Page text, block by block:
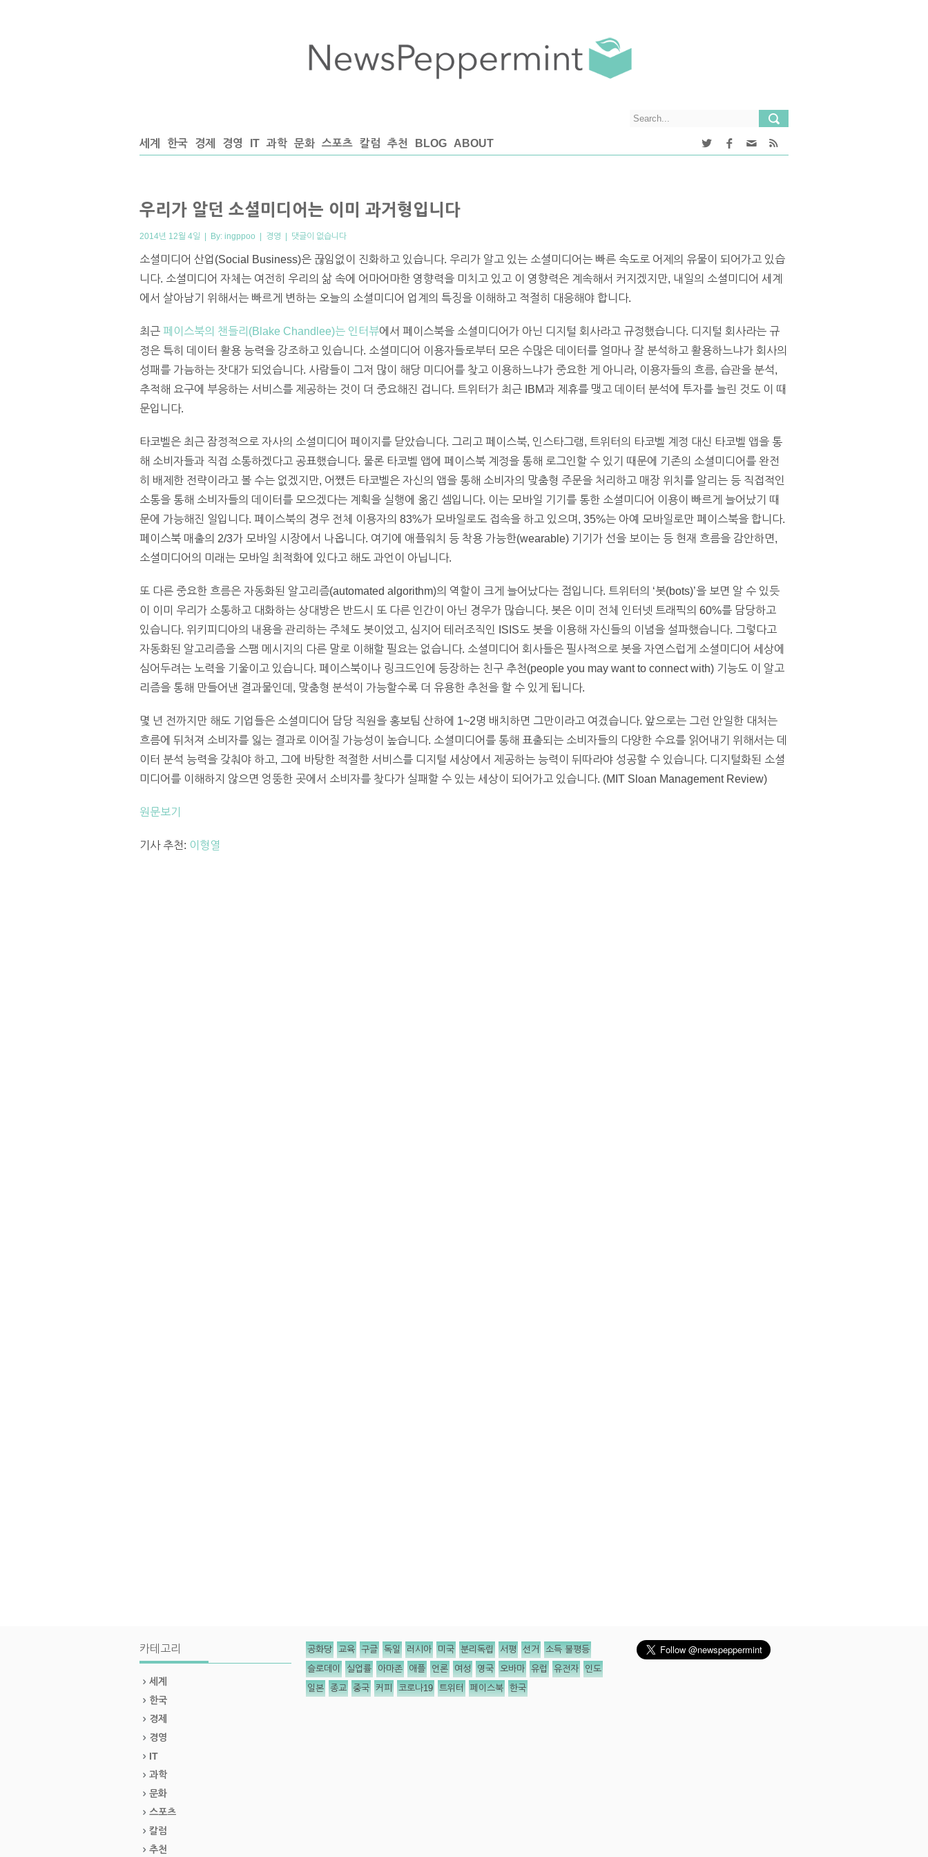
세계 한국 경제 경영 IT 과학 문화 스포츠 칼럼 추천 BLOG ABOUT
우리가 알던 소셜미디어는 이미 과거형입니다
2014년 12월 4일 | By: ingppoo | 경영 | 댓글이 없습니다
소셜미디어 산업(Social Business)은 끊임없이 진화하고 있습니다. 우리가 알고 있는 소셜미디어는 빠른 속도로 어제의 유물이 되어가고 있습
니다. 소셜미디어 자체는 여전히 우리의 삶 속에 어마어마한 영향력을 미치고 있고 이 영향력은 계속해서 커지겠지만, 내일의 소셜미디어 세계
에서 살아남기 위해서는 빠르게 변하는 오늘의 소셜미디어 업계의 특징을 이해하고 적절히 대응해야 합니다.
최근 페이스북의 챈들리(Blake Chandlee)는 인터뷰에서 페이스북을 소셜미디어가 아닌 디지털 회사라고 규정했습니다. 디지털 회사라는 규
정은 특히 데이터 활용 능력을 강조하고 있습니다. 소셜미디어 이용자들로부터 모은 수많은 데이터를 얼마나 잘 분석하고 활용하느냐가 회사의
성패를 가늠하는 잣대가 되었습니다. 사람들이 그저 많이 해당 미디어를 찾고 이용하느냐가 중요한 게 아니라, 이용자들의 흐름, 습관을 분석,
추적해 요구에 부응하는 서비스를 제공하는 것이 더 중요해진 겁니다. 트위터가 최근 IBM과 제휴를 맺고 데이터 분석에 투자를 늘린 것도 이 때
문입니다.
타코벨은 최근 잠정적으로 자사의 소셜미디어 페이지를 닫았습니다. 그리고 페이스북, 인스타그램, 트위터의 타코벨 계정 대신 타코벨 앱을 통
해 소비자들과 직접 소통하겠다고 공표했습니다. 물론 타코벨 앱에 페이스북 계정을 통해 로그인할 수 있기 때문에 기존의 소셜미디어를 완전
히 배제한 전략이라고 볼 수는 없겠지만, 어쨌든 타코벨은 자신의 앱을 통해 소비자의 맞춤형 주문을 처리하고 매장 위치를 알리는 등 직접적인
소통을 통해 소비자들의 데이터를 모으겠다는 계획을 실행에 옮긴 셈입니다. 이는 모바일 기기를 통한 소셜미디어 이용이 빠르게 늘어났기 때
문에 가능해진 일입니다. 페이스북의 경우 전체 이용자의 83%가 모바일로도 접속을 하고 있으며, 35%는 아예 모바일로만 페이스북을 합니다.
페이스북 매출의 2/3가 모바일 시장에서 나옵니다. 여기에 애플워치 등 착용 가능한(wearable) 기기가 선을 보이는 등 현재 흐름을 감안하면,
소셜미디어의 미래는 모바일 최적화에 있다고 해도 과언이 아닙니다.
또 다른 중요한 흐름은 자동화된 알고리즘(automated algorithm)의 역할이 크게 늘어났다는 점입니다. 트위터의 ‘봇(bots)’을 보면 알 수 있듯
이 이미 우리가 소통하고 대화하는 상대방은 반드시 또 다른 인간이 아닌 경우가 많습니다. 봇은 이미 전체 인터넷 트래픽의 60%를 담당하고
있습니다. 위키피디아의 내용을 관리하는 주체도 봇이었고, 심지어 테러조직인 ISIS도 봇을 이용해 자신들의 이념을 설파했습니다. 그렇다고
자동화된 알고리즘을 스팸 메시지의 다른 말로 이해할 필요는 없습니다. 소셜미디어 회사들은 필사적으로 봇을 자연스럽게 소셜미디어 세상에
심어두려는 노력을 기울이고 있습니다. 페이스북이나 링크드인에 등장하는 친구 추천(people you may want to connect with) 기능도 이 알고
리즘을 통해 만들어낸 결과물인데, 맞춤형 분석이 가능할수록 더 유용한 추천을 할 수 있게 됩니다.
몇 년 전까지만 해도 기업들은 소셜미디어 담당 직원을 홍보팀 산하에 1~2명 배치하면 그만이라고 여겼습니다. 앞으로는 그런 안일한 대처는
흐름에 뒤처져 소비자를 잃는 결과로 이어질 가능성이 높습니다. 소셜미디어를 통해 표출되는 소비자들의 다양한 수요를 읽어내기 위해서는 데
이터 분석 능력을 갖춰야 하고, 그에 바탕한 적절한 서비스를 디지털 세상에서 제공하는 능력이 뒤따라야 성공할 수 있습니다. 디지털화된 소셜
미디어를 이해하지 않으면 엉뚱한 곳에서 소비자를 찾다가 실패할 수 있는 세상이 되어가고 있습니다. (MIT Sloan Management Review)
원문보기
기사 추천: 이형열
카테고리
세계
한국
경제
경영
IT
과학
문화
스포츠
칼럼
추천
공화당 교육 구글 독일 러시아 미국 분리독립 서평 선거 소득 불평등
슬로데이 실업률 아마존 애플 언론 여성 영국 오바마 유럽 유전자 인도
일본 종교 중국 커피 코로나19 트위터 페이스북 한국